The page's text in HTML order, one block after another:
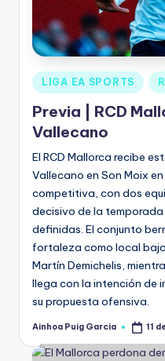
LIGA EA SPORTS
Previa | RCD
Vallecano
El RCD Mallorca recibe
Vallecano en Son Moix
competitiva, con dos
decisivo de la
definidas. El conjunto
fortaleza como local
Martín Demichelis,
llega con la intención de
su propuesta ofensiva.
Ainhoa Puig Garcia 11